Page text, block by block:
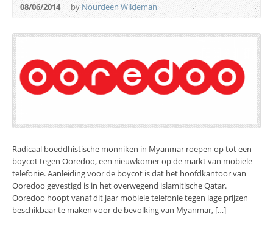
08/06/2014 by Nourdeen Wildeman
Radicaal boeddhistische monniken in Myanmar roepen op tot een
boycot tegen Ooredoo, een nieuwkomer op de markt van mobiele
telefonie. Aanleiding voor de boycot is dat het hoofdkantoor van
Ooredoo gevestigd is in het overwegend islamitische Qatar.
Ooredoo hoopt vanaf dit jaar mobiele telefonie tegen lage prijzen
beschikbaar te maken voor de bevolking van Myanmar, […]